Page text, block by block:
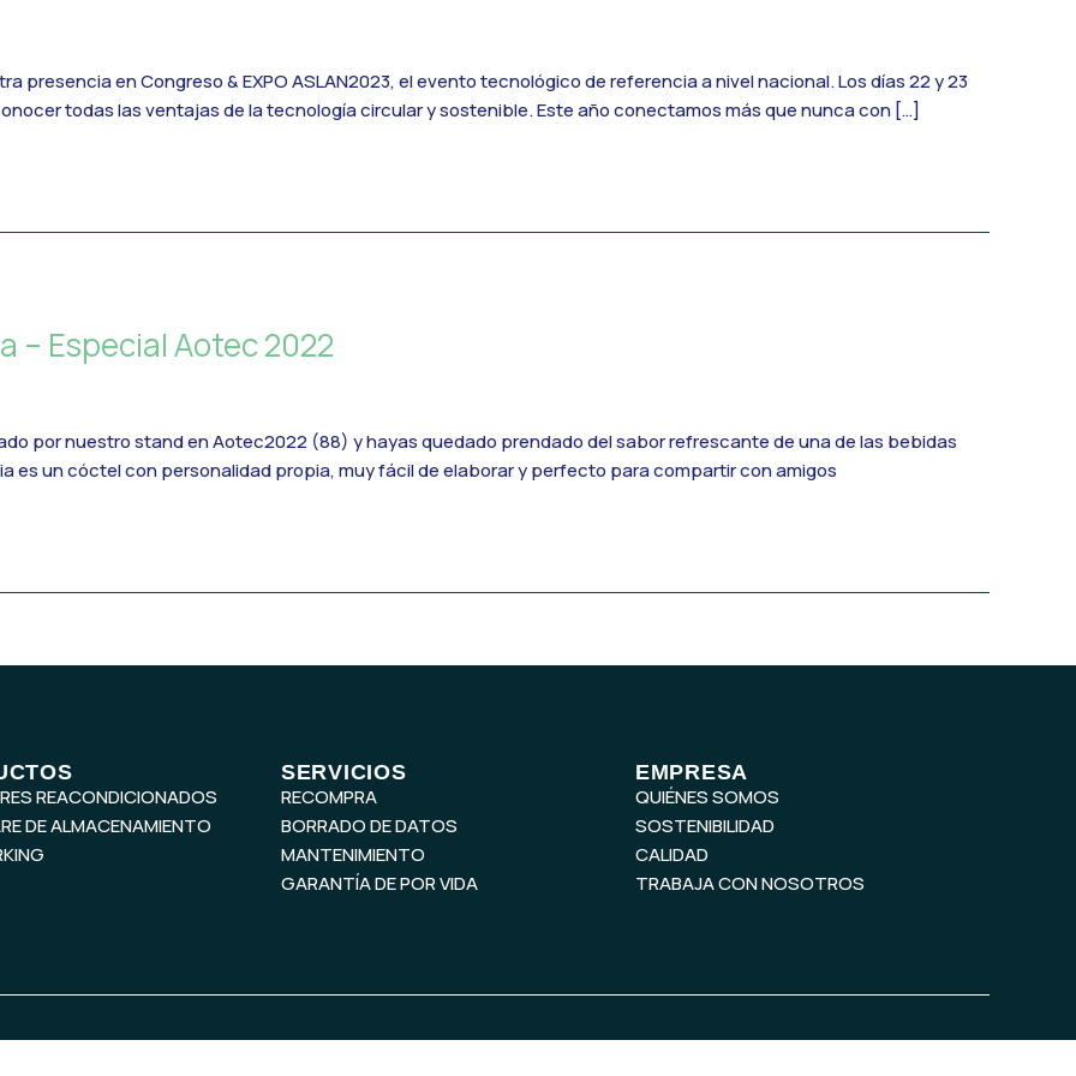
presencia en Congreso & EXPO ASLAN2023, el evento tecnológico de referencia a nivel nacional. Los días 22 y 23
todas las ventajas de la tecnología circular y sostenible. Este año conectamos más que nunca con […]
– Especial Aotec 2022
por nuestro stand en Aotec2022 (88) y hayas quedado prendado del sabor refrescante de una de las bebidas
es un cóctel con personalidad propia, muy fácil de elaborar y perfecto para compartir con amigos
REACONDICIONADOS
DE ALMACENAMIENTO
SERVICIOS
RECOMPRA
BORRADO DE DATOS
MANTENIMIENTO
GARANTÍA DE POR VIDA
EMPRESA
QUIÉNES SOMOS
SOSTENIBILIDAD
CALIDAD
TRABAJA CON NOSOTROS